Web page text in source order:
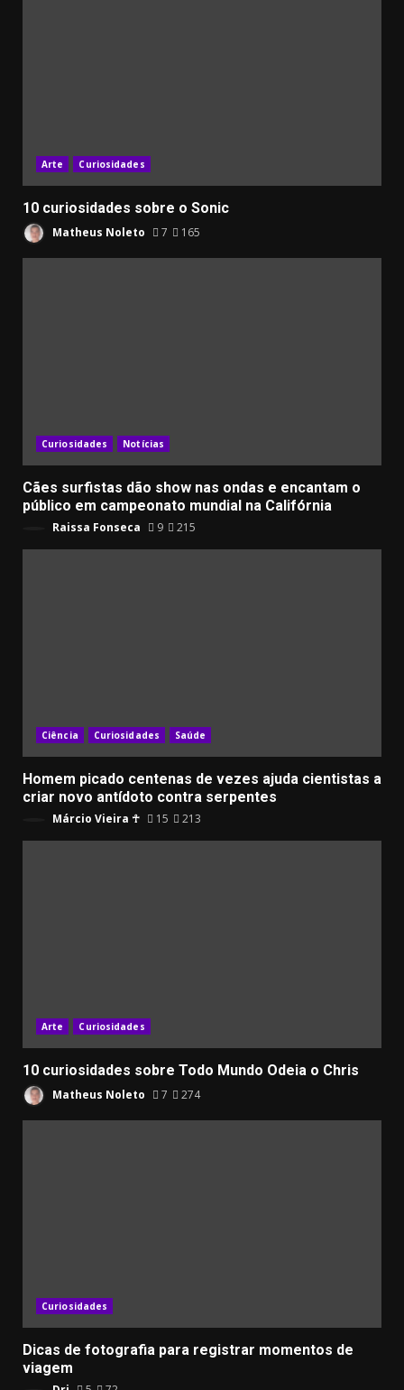
Arte Curiosidades
10 curiosidades sobre o Sonic
Matheus Noleto 7 165
Curiosidades Notícias
Cães surfistas dão show nas ondas e encantam o
público em campeonato mundial na Califórnia
Raissa Fonseca 9 215
Ciência Curiosidades Saúde
Homem picado centenas de vezes ajuda cientistas a
criar novo antídoto contra serpentes
Márcio Vieira ☥ 15 213
Arte Curiosidades
10 curiosidades sobre Todo Mundo Odeia o Chris
Matheus Noleto 7 274
Curiosidades
Dicas de fotografia para registrar momentos de
viagem